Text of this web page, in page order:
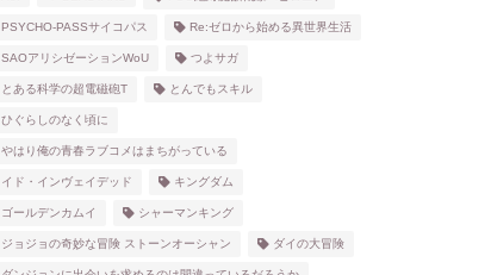
PSYCHO-PASSサイコパス Re:ゼロから始める異世界生活
SAOアリシゼーションWoU つよサガ
とある科学の超電磁砲T とんでもスキル
ひぐらしのなく頃に
やはり俺の青春ラブコメはまちがっている
イド・インヴェイデッド キングダム
ゴールデンカムイ シャーマンキング
ジョジョの奇妙な冒険 ストーンオーシャン ダイの大冒険